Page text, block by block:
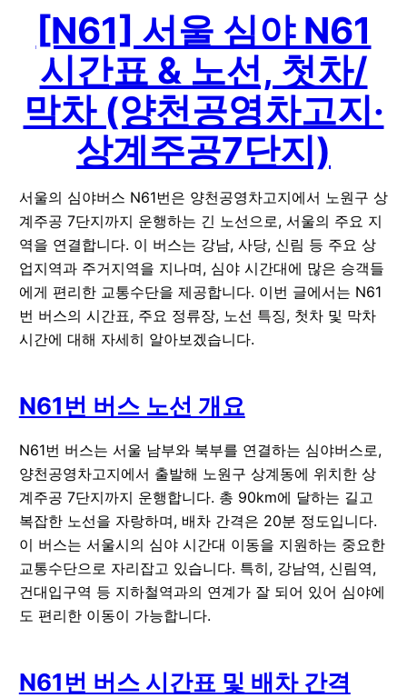
[N61] 서울 심야 N61
시간표 & 노선, 첫차/
막차 (양천공영차고지·
상계주공7단지)
서울의 심야버스 N61번은 양천공영차고지에서 노원구 상
계주공 7단지까지 운행하는 긴 노선으로, 서울의 주요 지
역을 연결합니다. 이 버스는 강남, 사당, 신림 등 주요 상
업지역과 주거지역을 지나며, 심야 시간대에 많은 승객들
에게 편리한 교통수단을 제공합니다. 이번 글에서는 N61
번 버스의 시간표, 주요 정류장, 노선 특징, 첫차 및 막차
시간에 대해 자세히 알아보겠습니다.
N61번 버스 노선 개요
N61번 버스는 서울 남부와 북부를 연결하는 심야버스로,
양천공영차고지에서 출발해 노원구 상계동에 위치한 상
계주공 7단지까지 운행합니다. 총 90km에 달하는 길고
복잡한 노선을 자랑하며, 배차 간격은 20분 정도입니다.
이 버스는 서울시의 심야 시간대 이동을 지원하는 중요한
교통수단으로 자리잡고 있습니다. 특히, 강남역, 신림역,
건대입구역 등 지하철역과의 연계가 잘 되어 있어 심야에
도 편리한 이동이 가능합니다.
N61번 버스 시간표 및 배차 간격